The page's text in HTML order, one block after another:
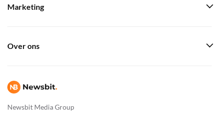
Newsbit Media Group
Marketing
Over ons